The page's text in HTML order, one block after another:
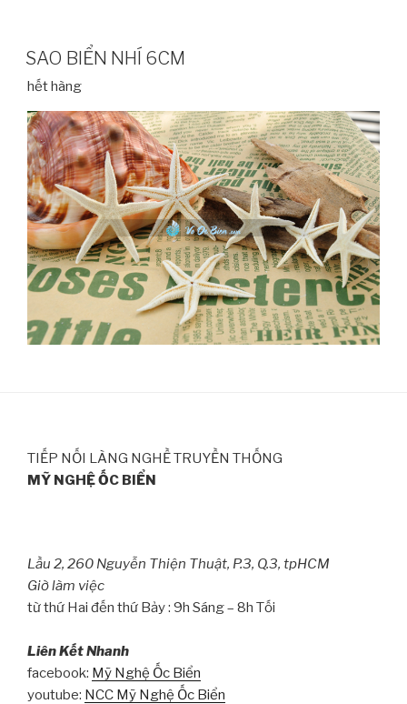
SAO BIỂN NHÍ 6CM
hết hàng
TIẾP NỐI LÀNG NGHỀ TRUYỀN THỐNG
MỸ NGHỆ ỐC BIỂN
Lầu 2, 260 Nguyễn Thiện Thuật, P.3, Q.3, tpHCM
Giờ làm việc
từ thứ Hai đến thứ Bảy : 9h Sáng – 8h Tối
Liên Kết Nhanh
facebook: Mỹ Nghệ Ốc Biển
youtube: NCC Mỹ Nghệ Ốc Biển